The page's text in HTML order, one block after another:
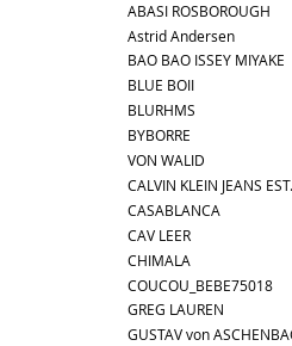
ABASI ROSBOROUGH
Astrid Andersen
BAO BAO ISSEY MIYAKE
BLUE BOII
BLURHMS
BYBORRE
VON WALID
CALVIN KLEIN JEANS
CASABLANCA
CAV LEER
CHIMALA
GREG LAUREN
COUCOU_BEBE75018
GUSTAV von